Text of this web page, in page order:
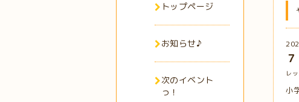
レ
小
トップページ
お知らせ♪
次のイベント
っ！